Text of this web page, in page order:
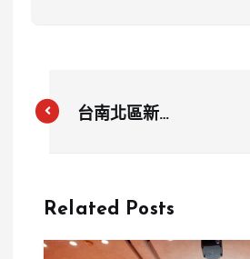
台南北區新科
締違規
Related Posts